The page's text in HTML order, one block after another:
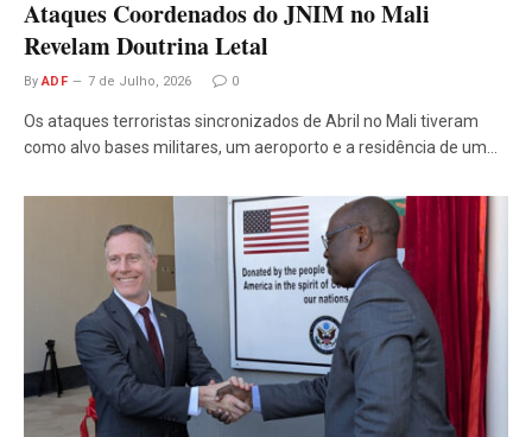
Ataques Coordenados do JNIM no Mali
Revelam Doutrina Letal
By ADF 7 de Julho, 2026 0
Os ataques terroristas sincronizados de Abril no Mali tiveram
como alvo bases militares, um aeroporto e a residência de um…